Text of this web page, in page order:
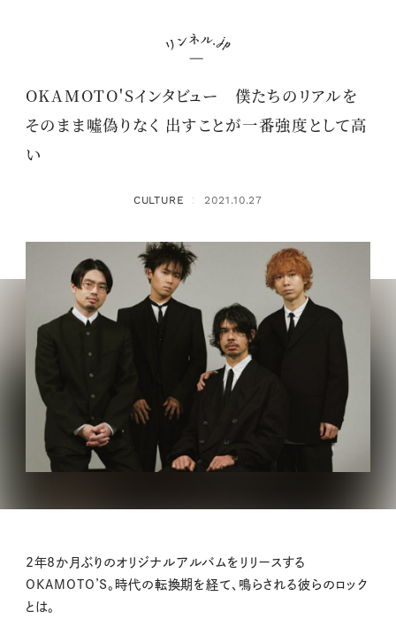
OKAMOTO'Sインタビュー 僕たちのリアルを
そのまま噓偽りなく 出すことが一番強度として高
い
CULTURE ： 2021.10.27
2年8か月ぶりのオリジナルアルバムをリリースする
OKAMOTO’S。時代の転換期を経て、鳴らされる彼らのロック
とは。